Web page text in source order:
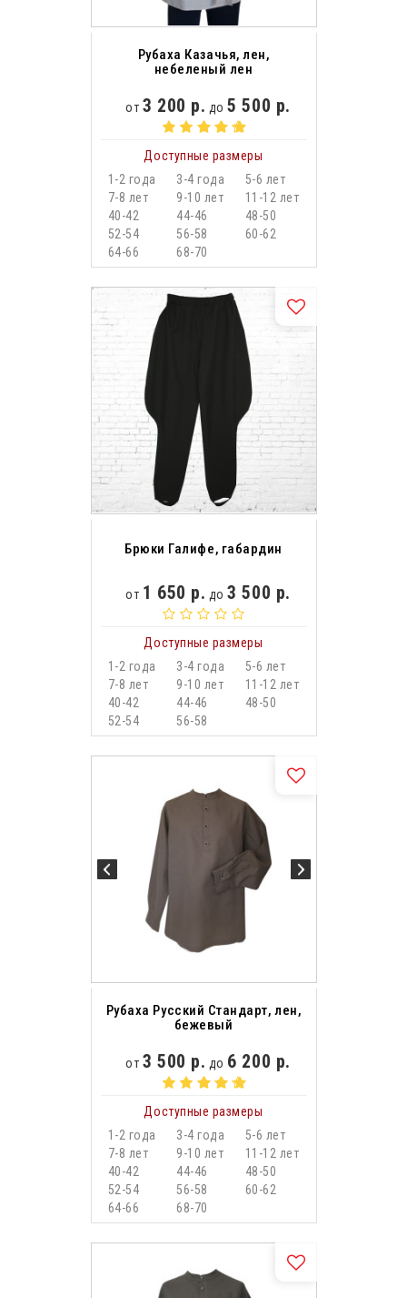
Рубаха Казачья, лен,
небеленый лен
от 3 200 р. до5 500 р.
Доступные размеры
1-2 года
3-4 года
5-6 лет
7-8 лет
9-10 лет
11-12 лет
40-42
44-46
48-50
52-54
56-58
60-62
64-66
68-70
Брюки Галифе, габардин
от 1 650 р. до3 500 р.
Доступные размеры
1-2 года
3-4 года
5-6 лет
7-8 лет
9-10 лет
11-12 лет
40-42
44-46
48-50
52-54
56-58
Рубаха Русский Стандарт, лен,
бежевый
от 3 500 р. до 6 200 р.
Доступные размеры
1-2 года
3-4 года
5-6 лет
7-8 лет
9-10 лет
11-12 лет
40-42
44-46
48-50
52-54
56-58
60-62
64-66
68-70